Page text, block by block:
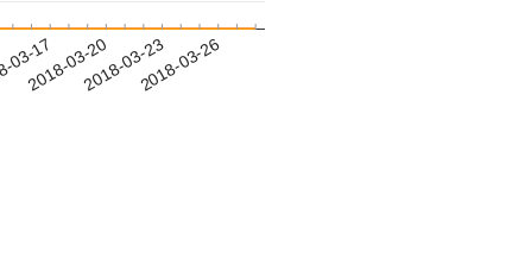
17
2018-03-202018-03-232018-03-26